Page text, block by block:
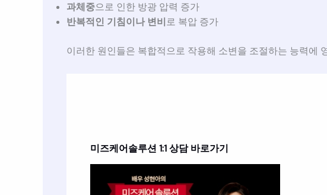
과체중으로 인한 방광 압력 증가
반복적인 기침이나 변비로 복압 증가
이러한 원인들은 복합적으로 작용해 소변을 조절하는 능력에
미즈케어솔루션 1:1 상담 바로가기